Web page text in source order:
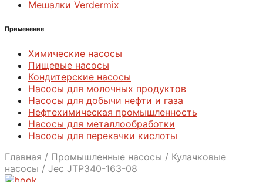
Мешалки Verdermix
Применение
Химические насосы
Пищевые насосы
Кондитерские насосы
Насосы для молочных продуктов
Насосы для добычи нефти и газа
Нефтехимическая промышленность
Насосы для металлообработки
Насосы для перекачки кислоты
Главная / Промышленные насосы / Кулачковые
насосы / Jec JTP340-163-08